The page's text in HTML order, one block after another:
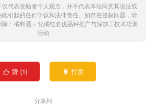
代表发帖者个人观点，并不代表本站同意其说法或
引起的任何争议和法律责任。如存在侵权问题，请
： 橘邦通 » 化橘红名优品种推广与深加工技术培训
活动
 赞 (1)  打赏
分享到